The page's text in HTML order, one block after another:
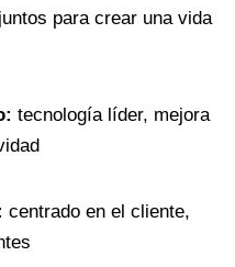
para crear una vida
tecnología líder, mejora
centrado en el cliente,